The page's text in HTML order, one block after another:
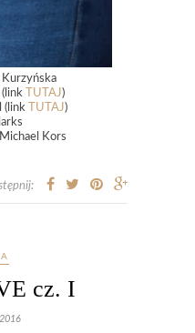
Kurzyńska
(link
TUTAJ)
(link
TUTAJ)
Kors
cz. I